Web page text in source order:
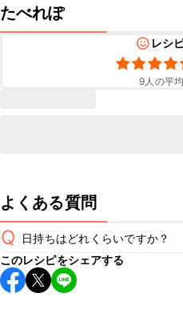
たべれぽ
レシ
9人の平
よくある質問
Q 日持ちはどれくらいですか？
保存期間は冷蔵で2~3日が目安
し上がりください。
このレシピをシェアする